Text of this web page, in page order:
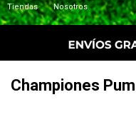
Tiendas Nosotros
Championes